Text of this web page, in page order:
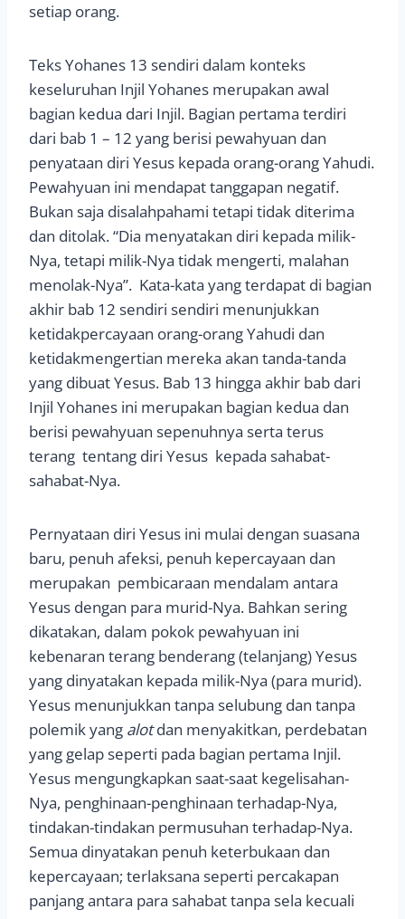
setiap orang.
Teks Yohanes 13 sendiri dalam konteks
keseluruhan Injil Yohanes merupakan awal
bagian kedua dari Injil. Bagian pertama terdiri
dari bab 1 – 12 yang berisi pewahyuan dan
penyataan diri Yesus kepada orang-orang Yahudi.
Pewahyuan ini mendapat tanggapan negatif.
Bukan saja disalahpahami tetapi tidak diterima
dan ditolak. “Dia menyatakan diri kepada milik-
Nya, tetapi milik-Nya tidak mengerti, malahan
menolak-Nya”. Kata-kata yang terdapat di bagian
akhir bab 12 sendiri sendiri menunjukkan
ketidakpercayaan orang-orang Yahudi dan
ketidakmengertian mereka akan tanda-tanda
yang dibuat Yesus. Bab 13 hingga akhir bab dari
Injil Yohanes ini merupakan bagian kedua dan
berisi pewahyuan sepenuhnya serta terus
terang tentang diri Yesus kepada sahabat-
sahabat-Nya.
Pernyataan diri Yesus ini mulai dengan suasana
baru, penuh afeksi, penuh kepercayaan dan
merupakan pembicaraan mendalam antara
Yesus dengan para murid-Nya. Bahkan sering
dikatakan, dalam pokok pewahyuan ini
kebenaran terang benderang (telanjang) Yesus
yang dinyatakan kepada milik-Nya (para murid).
Yesus menunjukkan tanpa selubung dan tanpa
polemik yang alotdan menyakitkan, perdebatan
yang gelap seperti pada bagian pertama Injil.
Yesus mengungkapkan saat-saat kegelisahan-
Nya, penghinaan-penghinaan terhadap-Nya,
tindakan-tindakan permusuhan terhadap-Nya.
Semua dinyatakan penuh keterbukaan dan
kepercayaan; terlaksana seperti percakapan
panjang antara para sahabat tanpa sela kecuali